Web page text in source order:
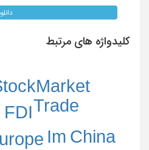
کلیدواژه های مرتبط
FDITrade
China
Im